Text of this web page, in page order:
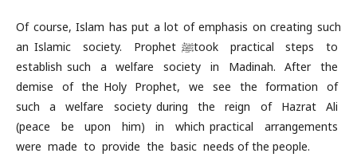
Of course, Islam has put a lot of emphasis on creating such
an Islamic society. Prophet ﷺtook practical steps to
establish such a welfare society in Madinah. After the
demise of the Holy Prophet, we see the formation of
such a welfare society during the reign of Hazrat Ali
(peace be upon him) in which practical arrangements
were made to provide the basic needs of the people.